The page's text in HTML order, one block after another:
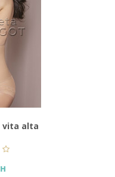
vita alta